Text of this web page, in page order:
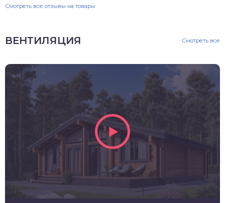
Смотреть все отзывы на товары
ВЕНТИЛЯЦИЯ Смотреть все